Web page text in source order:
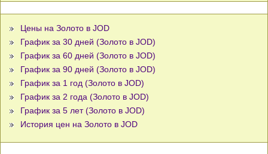
Цены на Золото в JOD
График за 30 дней (Золото в JOD)
График за 60 дней (Золото в JOD)
График за 90 дней (Золото в JOD)
График за 1 год (Золото в JOD)
График за 2 года (Золото в JOD)
График за 5 лет (Золото в JOD)
История цен на Золото в JOD